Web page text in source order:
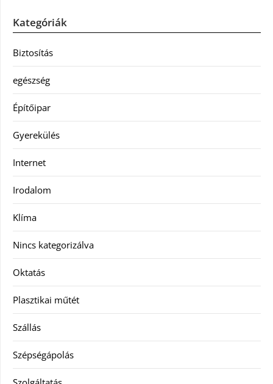
Kategóriák
Biztosítás
egészség
Építőipar
Gyerekülés
Internet
Irodalom
Klíma
Nincs kategorizálva
Oktatás
Plasztikai műtét
Szállás
Szépségápolás